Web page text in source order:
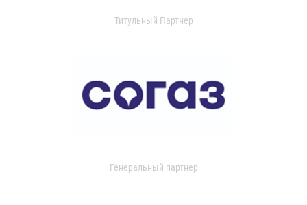
Титульный Партнер
Генеральный партнер